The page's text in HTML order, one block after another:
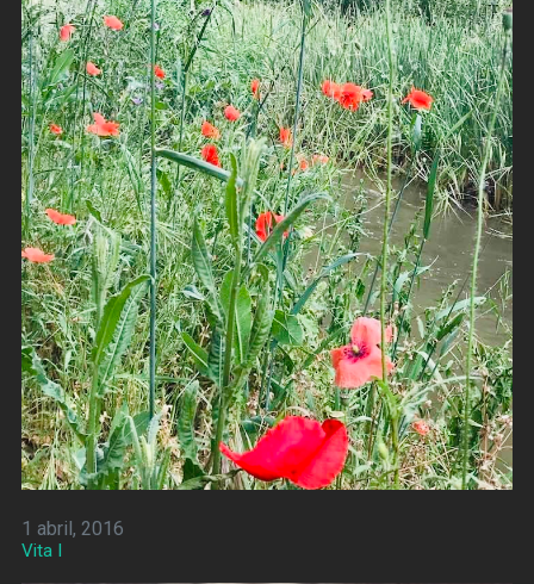
1 abril, 2016
Vita I